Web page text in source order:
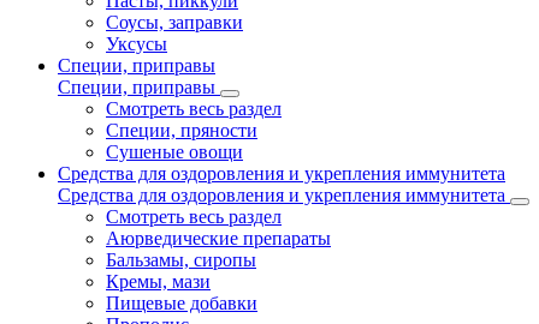
Соусы, заправки
Уксусы
Специи, приправы
Специи, приправы
Смотреть весь раздел
Специи, пряности
Сушеные овощи
Средства для оздоровления и укрепления иммунитета
Средства для оздоровления и укрепления иммунитета
Смотреть весь раздел
Аюрведические препараты
Бальзамы, сиропы
Кремы, мази
Пищевые добавки